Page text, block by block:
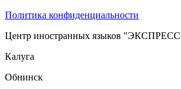
Политика конфиденциальности
Центр иностранных языков
Калуга
Обнинск